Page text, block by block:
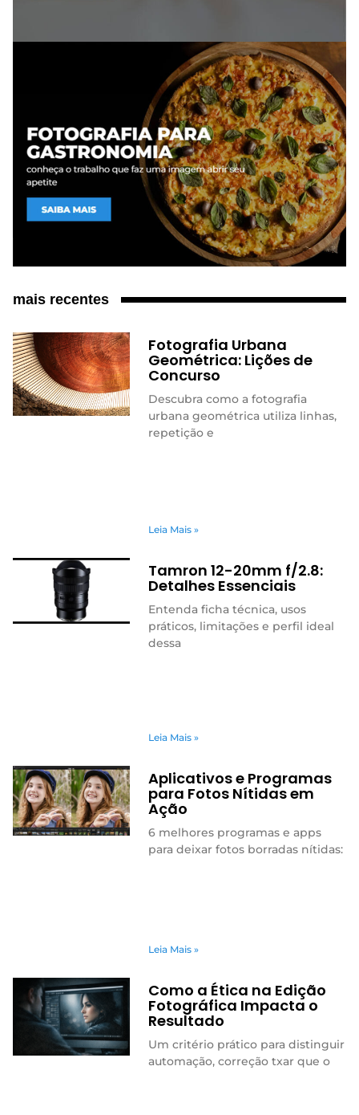
mais recentes
Fotografia Urbana
Geométrica: Lições de
Concurso
Descubra como a fotografia
urbana geométrica utiliza linhas,
repetição e
Leia Mais »
Tamron 12-20mm f/2.8:
Detalhes Essenciais
Entenda ficha técnica, usos
práticos, limitações e perfil ideal
dessa
Leia Mais »
Aplicativos e Programas
para Fotos Nítidas em
Ação
6 melhores programas e apps
para deixar fotos borradas nítidas:
Leia Mais »
Como a Ética na Edição
Fotográfica Impacta o
Resultado
Um critério prático para distinguir
automação, correção txar que o